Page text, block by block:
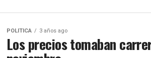
POLITICA 3 años ago
Los precios tomaban